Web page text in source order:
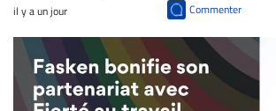
il y a un jour Commenter